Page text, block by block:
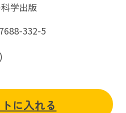
学出版
332-5
に入れる